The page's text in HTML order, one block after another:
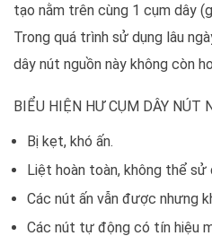
tạo nằm trên cùng 1 cụm dây
Trong quá trình sử dụng lâu
dây nút nguồn này không còn
BIỂU HIỆN HƯ CỤM DÂY NÚT
Bị kẹt, khó ấn.
Liệt hoàn toàn, không thể sử
Các nút ấn vẫn được nhưng
Các nút tự động có tín hiệu